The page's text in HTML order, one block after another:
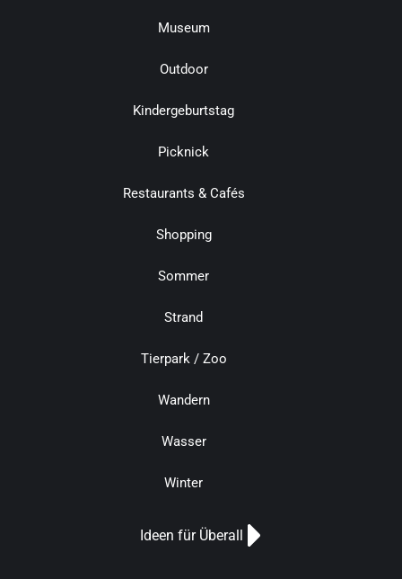
Museum
Outdoor
Kindergeburtstag
Picknick
Restaurants & Cafés
Shopping
Sommer
Strand
Tierpark / Zoo
Wandern
Wasser
Winter
Ideen für Überall